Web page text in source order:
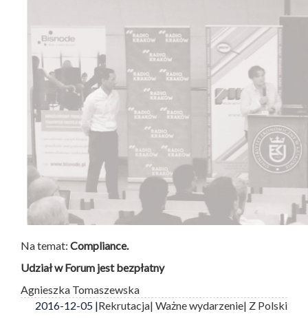
Na temat: Compliance.
Udział w Forum jest bezpłatny
Agnieszka Tomaszewska
2016-12-05 |Rekrutacja| Ważne wydarzenie| Z Polski